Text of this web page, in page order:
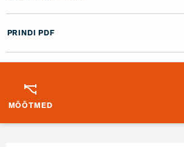
PRINDI PDF
MÕÕTMED